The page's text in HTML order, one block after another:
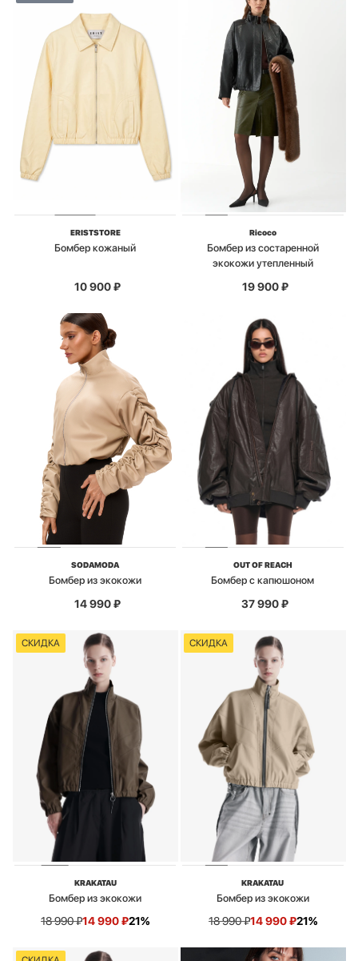
ERISTSTORE
Бомбер кожаный
10 900₽
Ricoco
Бомбер из состаренной
экокожи утепленный
19 900₽
SODAMODA
Бомбер из экокожи
14 990₽
OUT OF REACH
Бомбер с капюшоном
37 990₽
СКИДКА
KRAKATAU
Бомбер из экокожи
18 990₽14 990₽21%
СКИДКА
KRAKATAU
Бомбер из экокожи
18 990₽14 990₽21%